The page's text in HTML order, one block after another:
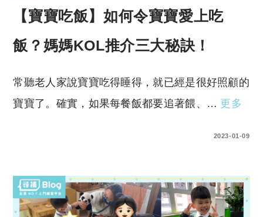
【寶寶吃飯】如何令寶寶愛上吃
飯？媽媽KOL推介三大秘訣！
常聽老人家說寶寶吃得睡得，就已經是很好照顧的
寶寶了。確實，如果每餐飯都要追著餵、… 更多
2023-01-09